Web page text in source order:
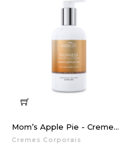
Mom’s Apple Pie - Creme...
Cremes Corporais